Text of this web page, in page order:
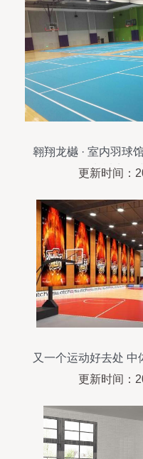
翱翔龙樾 · 室内羽
龙樾实验
更新时间：
又一个运动好去处
更新时间：